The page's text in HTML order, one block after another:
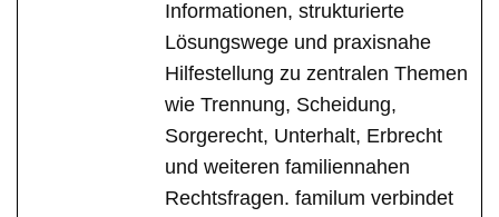
Informationen, strukturierte
Lösungswege und praxisnahe
Hilfestellung zu zentralen Themen
wie Trennung, Scheidung,
Sorgerecht, Unterhalt, Erbrecht
und weiteren familiennahen
Rechtsfragen. familum verbindet